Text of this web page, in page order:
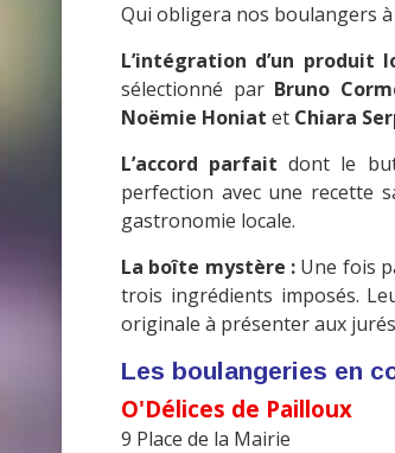
Qui obligera nos boulangers
L’intégration d’un produit
sélectionné par Bruno
Noëmie Honiat et Chiara
L’accord parfait dont le
perfection avec une recette
gastronomie locale.
La boîte mystère : Une fois
trois ingrédients imposés.
originale à présenter aux
Les boulangeries en
O'Délices de Pailloux
9 Place de la Mairie